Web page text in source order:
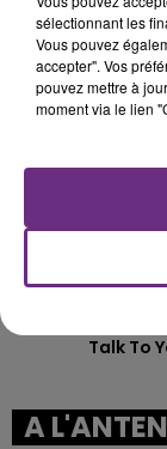
JENNIFER LOPEZ &
Save Me
23h25
23h25
Talk To
A
sélectionnant les
Vous pouvez
accepter". Vos
pouvez mettre à
moment via le lien